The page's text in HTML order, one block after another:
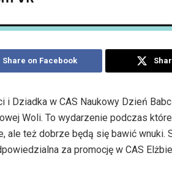
Share on Facebook
i Dziadka w CAS Naukowy Dzień
Woli. To wydarzenie podczas
ale też dobrze będą się bawić wnuki.
za promocję w CAS